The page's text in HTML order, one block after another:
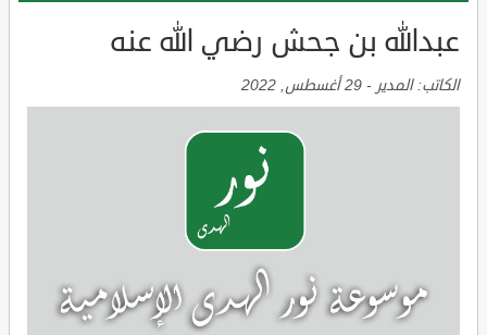
عبدالله بن جحش رضي الله عنه
الكاتب:المدير - 29 أغسطس, 2022